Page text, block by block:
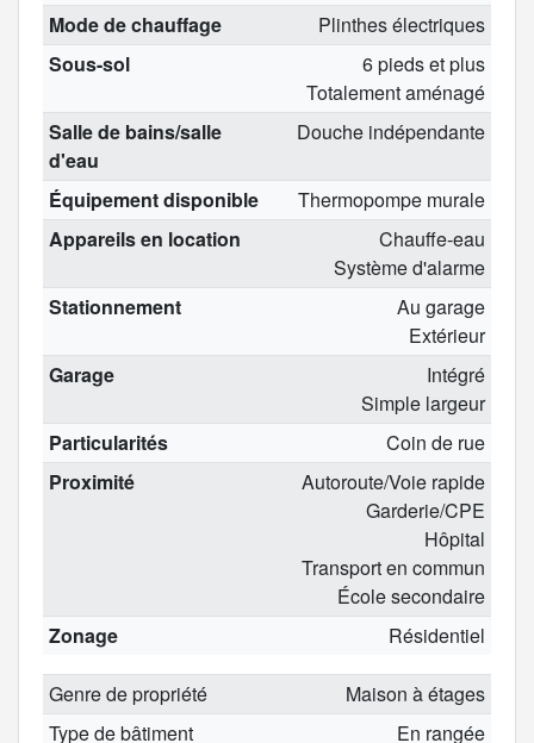
Mode de chauffage
Plinthes électriques
Sous-sol
6 pieds et plus
Totalement aménagé
Salle de bains/salle
d'eau
Douche indépendante
Équipement disponible
Thermopompe murale
Appareils en location
Chauffe-eau
Système d'alarme
Stationnement
Au garage
Extérieur
Garage
Intégré
Simple largeur
Particularités
Coin de rue
Proximité
Autoroute/Voie rapide
Garderie/CPE
Hôpital
Transport en commun
École secondaire
Zonage
Résidentiel
Genre de propriété
Maison à étages
Type de bâtiment
En rangée